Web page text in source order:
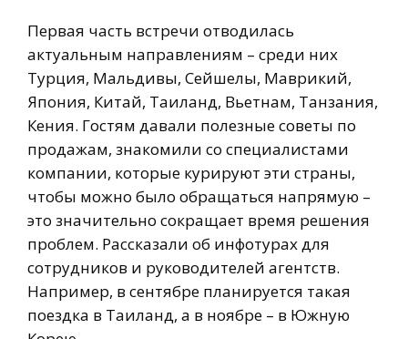
Первая часть встречи отводилась
актуальным направлениям – среди них
Турция, Мальдивы, Сейшелы, Маврикий,
Япония, Китай, Таиланд, Вьетнам, Танзания,
Кения. Гостям давали полезные советы по
продажам, знакомили со специалистами
компании, которые курируют эти страны,
чтобы можно было обращаться напрямую –
это значительно сокращает время решения
проблем. Рассказали об инфотурах для
сотрудников и руководителей агентств.
Например, в сентябре планируется такая
поездка в Таиланд, а в ноябре – в Южную